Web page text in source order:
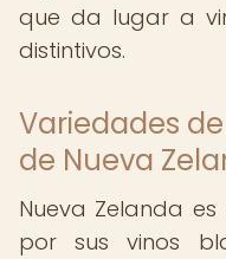
que da lugar a
distintivos.
Variedades
de Nueva
Nueva Zelanda
por sus vinos